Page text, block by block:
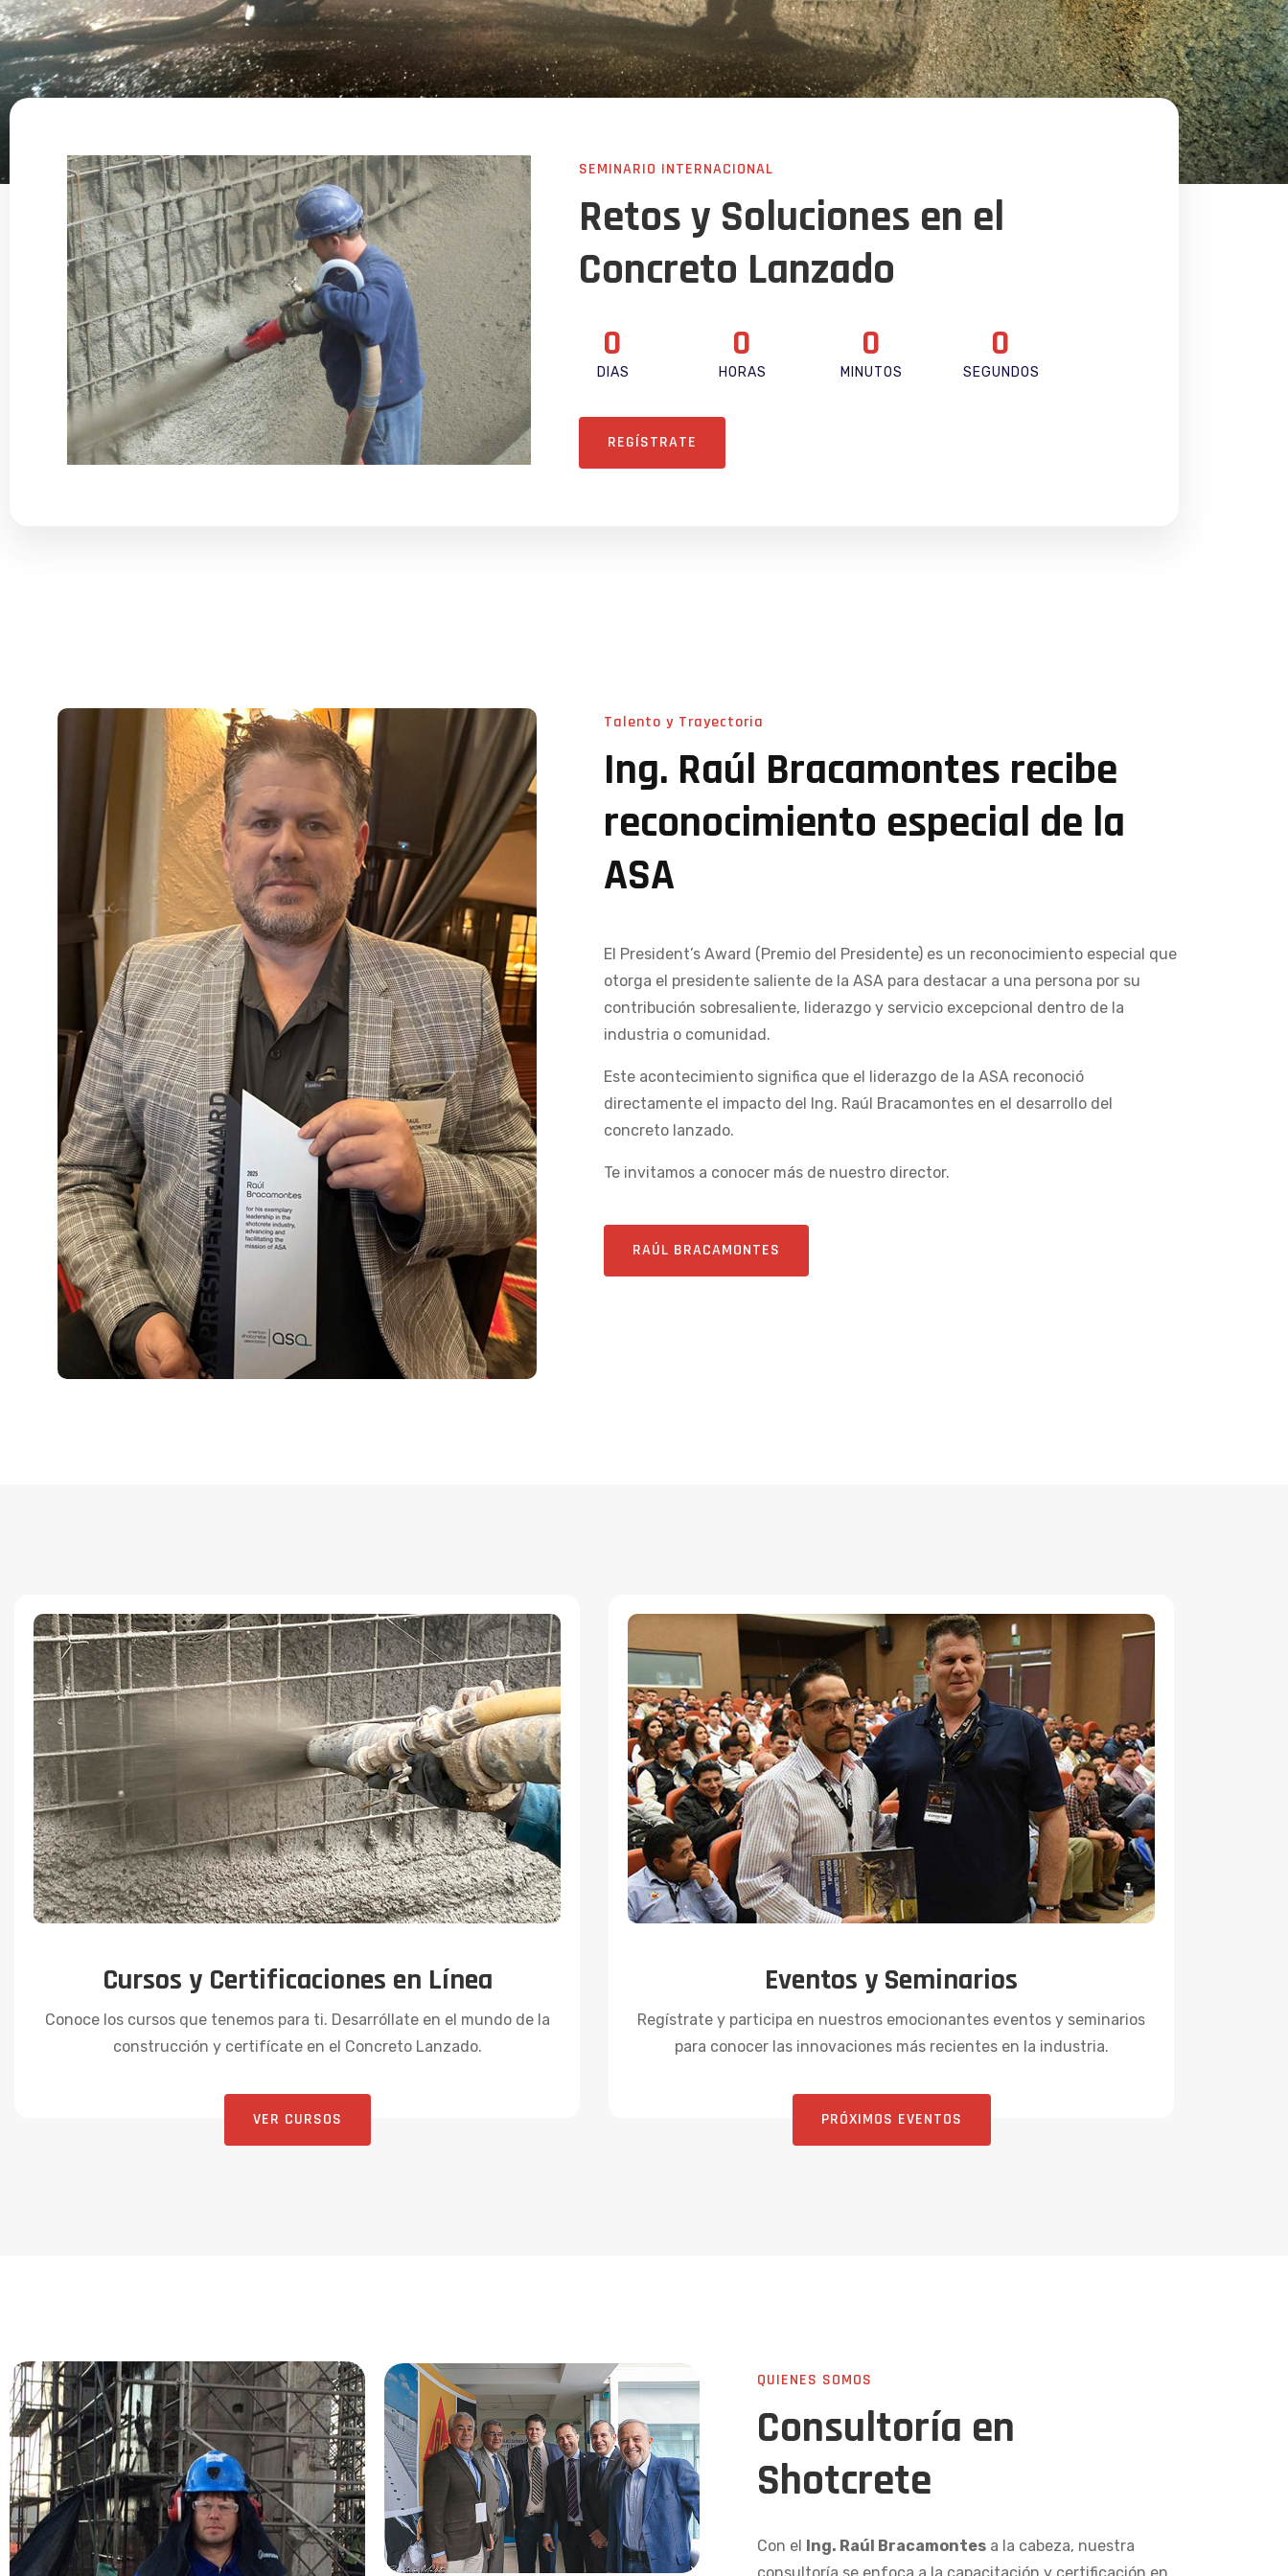
SEMINARIO INTERNACIONAL
Retos y Soluciones en el
Concreto Lanzado
0
DÍAS
0
HORAS
0
MINUTOS
0
SEGUNDOS
REGÍSTRATE
Talento y Trayectoria
Ing. Raúl Bracamontes recibe
reconocimiento especial de la
ASA
El President’s Award (Premio del Presidente) es un reconocimiento especial que
otorga el presidente saliente de la ASA para destacar a una persona por su
contribución sobresaliente, liderazgo y servicio excepcional dentro de la
industria o comunidad.
Este acontecimiento significa que el liderazgo de la ASA reconoció
directamente el impacto del Ing. Raúl Bracamontes en el desarrollo del
concreto lanzado.
Te invitamos a conocer más de nuestro director.
RAÚL BRACAMONTES
Cursos y Certificaciones en Línea
Conoce los cursos que tenemos para ti. Desarróllate en el mundo de la
construcción y certifícate en el Concreto Lanzado.
VER CURSOS
Eventos y Seminarios
Regístrate y participa en nuestros emocionantes eventos y seminarios
para conocer las innovaciones más recientes en la industria.
PRÓXIMOS EVENTOS
QUIENES SOMOS
Consultoría en
Shotcrete
Con el Ing. Raúl Bracamontesa la cabeza, nuestra